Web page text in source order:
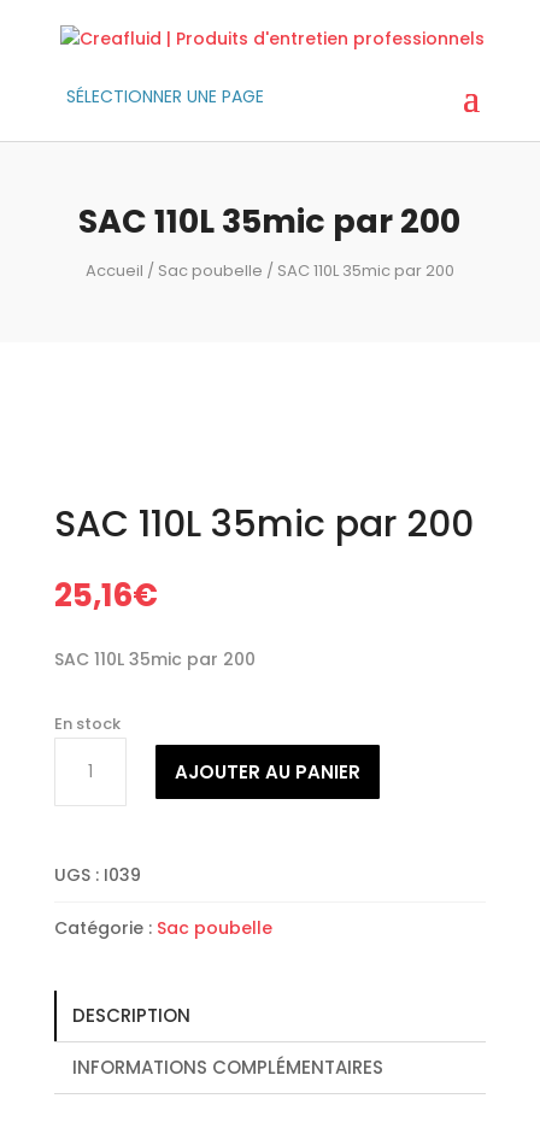
SÉLECTIONNER UNE PAGE
SAC 110L 35mic par 200
Accueil / Sac poubelle / SAC 110L 35mic par 200
SAC 110L 35mic par 200
25,16€
SAC 110L 35mic par 200
En stock
SAC
par
AJOUTER AU PANIER
UGS : I039
Catégorie : Sac poubelle
DESCRIPTION
INFORMATIONS COMPLÉMENTAIRES